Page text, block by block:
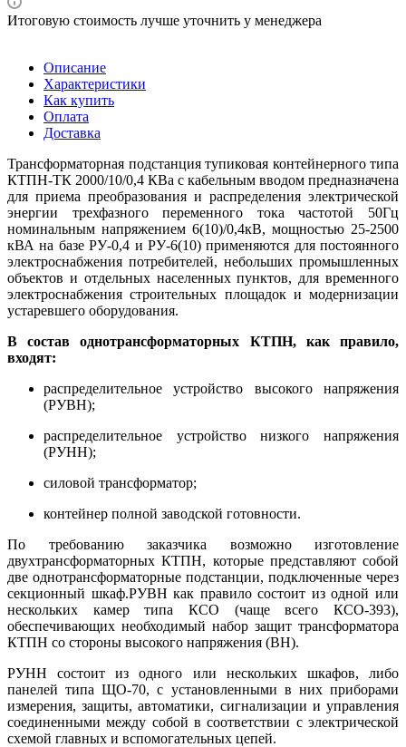
Итоговую стоимость лучше уточнить у менеджера
Описание
Характеристики
Как купить
Оплата
Доставка
Трансформаторная подстанция тупиковая контейнерного типа
КТПН-ТК 2000/10/0,4 КВа c кабельным вводом предназначена
для приема преобразования и распределения электрической
энергии трехфазного переменного тока частотой 50Гц
номинальным напряжением 6(10)/0,4кВ, мощностью 25-2500
кВА на базе РУ-0,4 и РУ-6(10) применяются для постоянного
электроснабжения потребителей, небольших промышленных
объектов и отдельных населенных пунктов, для временного
электроснабжения строительных площадок и модернизации
устаревшего оборудования.
В состав однотрансформаторных КТПН, как правило,
входят:
распределительное устройство высокого напряжения
(РУВН);
распределительное устройство низкого напряжения
(РУНН);
силовой трансформатор;
контейнер полной заводской готовности.
По требованию заказчика возможно изготовление
двухтрансформаторных КТПН, которые представляют собой
две однотрансформаторные подстанции, подключенные через
секционный шкаф.РУВН как правило состоит из одной или
нескольких камер типа КСО (чаще всего КСО-393),
обеспечивающих необходимый набор защит трансформатора
КТПН со стороны высокого напряжения (ВН).
РУНН состоит из одного или нескольких шкафов, либо
панелей типа ЩО-70, с установленными в них приборами
измерения, защиты, автоматики, сигнализации и управления
соединенными между собой в соответствии с электрической
схемой главных и вспомогательных цепей.